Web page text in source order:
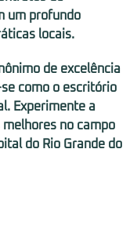
um profundo
locais.
de excelência
como o escritório
Experimente a
no campo
do Rio Grande do